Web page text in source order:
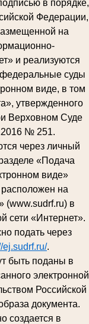
в порядке,
Федерации,
на
и реализуются
суды
виде, в том
утвержденного
Верховном Суде
№ 251.
через личный
«Подача
виде»
на
(www.sudrf.ru) в
сети «Интернет».
подать через
ej.sudrf.ru/.
быть поданы в
электронной
Российской
документа.
создается в